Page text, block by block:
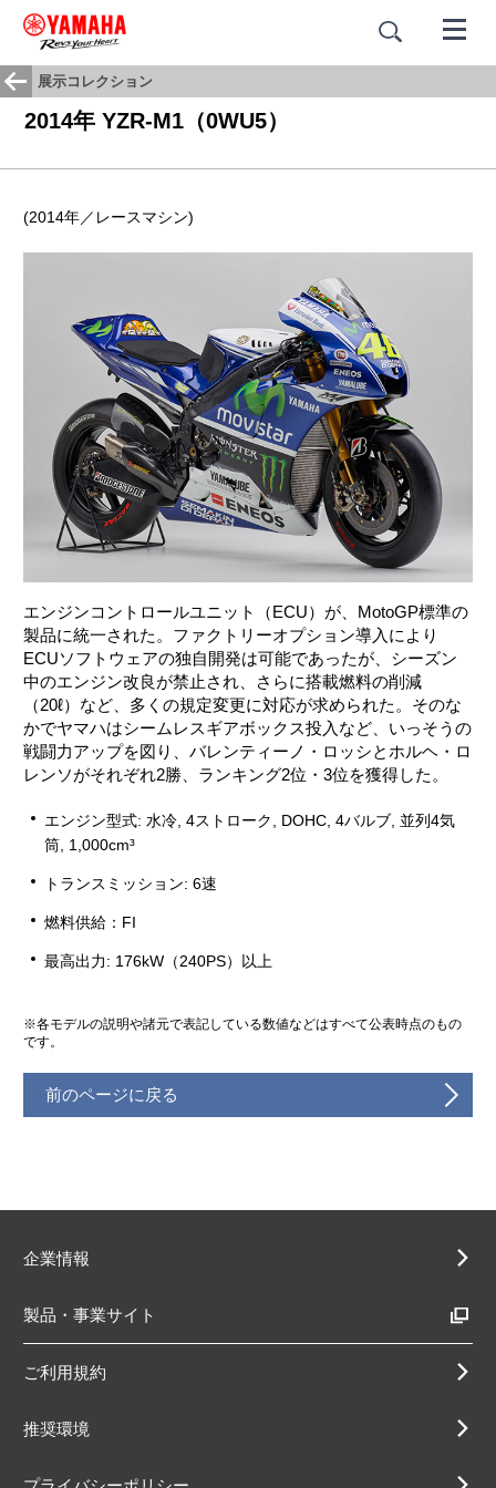
展示コレクション
2014年 YZR-M1（0WU5）
(2014年／レースマシン)
エンジンコントロールユニット（ECU）が、MotoGP標準の
製品に統一された。ファクトリーオプション導入により
ECUソフトウェアの独自開発は可能であったが、シーズン
中のエンジン改良が禁止され、さらに搭載燃料の削減
（20ℓ）など、多くの規定変更に対応が求められた。そのな
かでヤマハはシームレスギアボックス投入など、いっそうの
戦闘力アップを図り、バレンティーノ・ロッシとホルヘ・ロ
レンソがそれぞれ2勝、ランキング2位・3位を獲得した。
エンジン型式: 水冷, 4ストローク, DOHC, 4バルブ, 並列4気
筒, 1,000cm³
トランスミッション: 6速
燃料供給：FI
最高出力: 176kW（240PS）以上
※各モデルの説明や諸元で表記している数値などはすべて公表時点のもの
です。
前のページに戻る
企業情報
製品・事業サイト
ご利用規約
推奨環境